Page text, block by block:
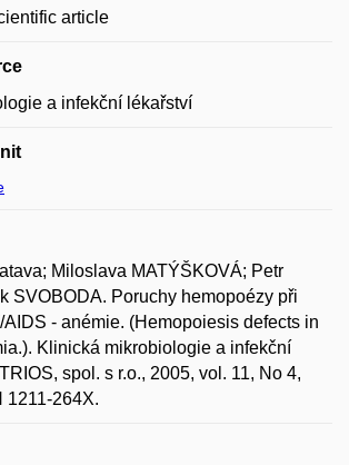
article
a infekční lékařství
Miloslava MATÝŠKOVÁ; Petr
SVOBODA. Poruchy hemopoézy při
- anémie. (Hemopoiesis defects in
Klinická mikrobiologie a infekční
spol. s r.o., 2005, vol. 11, No 4,
1211-264X.